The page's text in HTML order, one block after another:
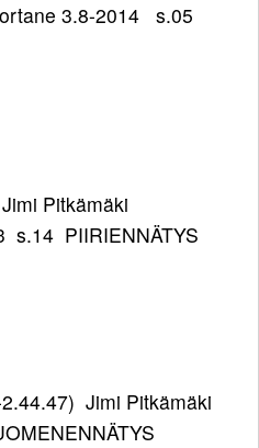
3.8-2014 s.05
Pitkämäki
s.14 PIIRIENNÄTYS
Jimi Pitkämäki